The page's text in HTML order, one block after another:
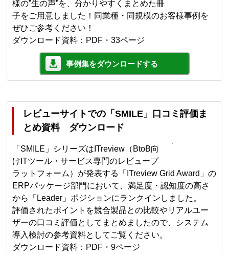
様の”生の声”を、分かりやすくまとめた冊
子をご用意しました！同業種・同規模のお客様事例を
ぜひご参考ください！
ダウンロード資料：PDF・33ページ
事例集をダウンロードする
レビューサイトでの「SMILE」口コミ評価ま
とめ資料 ダウンロード
「SMILE」シリーズはITreview（BtoB向
けITツール・サービス専門のレビュープ
ラットフォーム）が発表する「ITreview Grid Award」の
ERPパッケージ部門において、満足度・認知度の高さ
から「Leader」ポジションにランクインしました。
評価されたポイントを競合製品との比較やリアルユー
ザーの口コミ評価としてまとめましたので、システム
導入検討の参考資料としてご覧ください。
ダウンロード資料：PDF・9ページ